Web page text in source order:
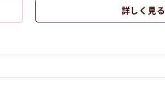
詳しく見る